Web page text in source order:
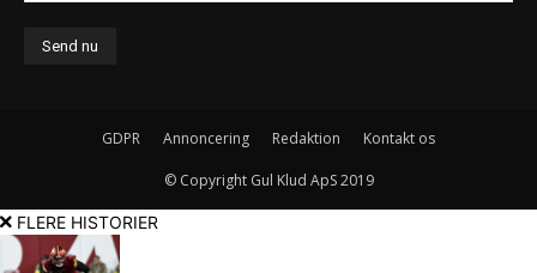
GDPR Annoncering Redaktion Kontakt os
© Copyright Gul Klud ApS 2019
FLERE HISTORIER